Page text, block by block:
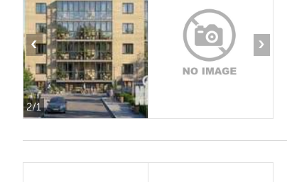
2/1
‹ ›